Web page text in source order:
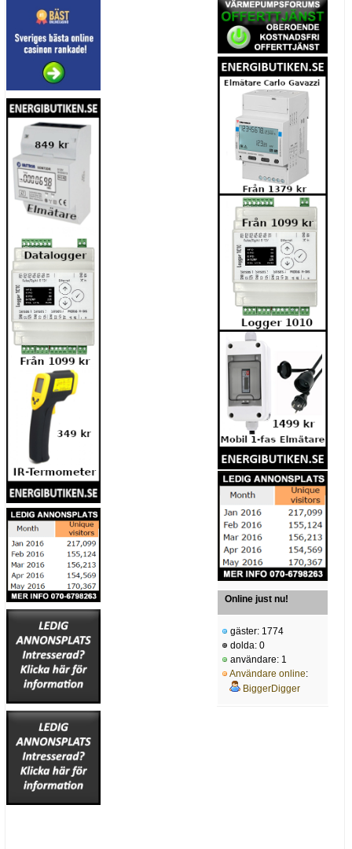
Online just nu!
gäster: 1774
dolda: 0
användare: 1
Användare online:
BiggerDigger